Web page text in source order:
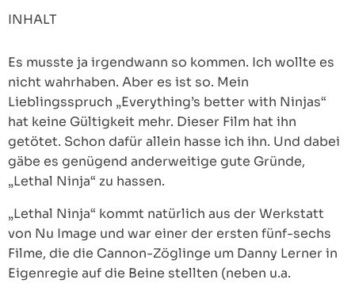
INHALT
Es musste ja irgendwann so kommen. Ich wollte es
nicht wahrhaben. Aber es ist so. Mein
Lieblingsspruch „Everything’s better with Ninjas“
hat keine Gültigkeit mehr. Dieser Film hat ihn
getötet. Schon dafür allein hasse ich ihn. Und dabei
gäbe es genügend anderweitige gute Gründe,
„Lethal Ninja“ zu hassen.
„Lethal Ninja“ kommt natürlich aus der Werkstatt
von Nu Image und war einer der ersten fünf-sechs
Filme, die die Cannon-Zöglinge um Danny Lerner in
Eigenregie auf die Beine stellten (neben u.a.